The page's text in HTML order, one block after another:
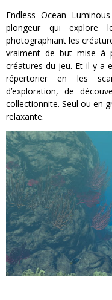
Endless Ocean
plongeur qui explore
photographiant les
vraiment de but mise à
créatures du jeu. Et il y a
répertorier en les
d’exploration, de
collectionnite. Seul ou en
relaxante.